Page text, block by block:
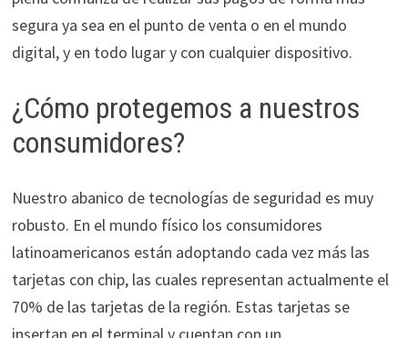
segura ya sea en el punto de venta o en el mundo
digital, y en todo lugar y con cualquier dispositivo.
¿Cómo protegemos a nuestros
consumidores?
Nuestro abanico de tecnologías de seguridad es muy
robusto. En el mundo físico los consumidores
latinoamericanos están adoptando cada vez más las
tarjetas con chip, las cuales representan actualmente el
70% de las tarjetas de la región. Estas tarjetas se